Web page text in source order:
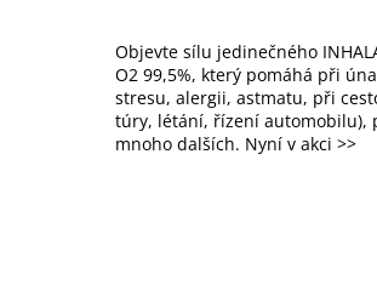
Objevte sílu jedinečného
O2 99,5%, který pomáhá při
stresu, alergii, astmatu, při
túry, létání, řízení automobilu),
mnoho dalších. Nyní v akci >>